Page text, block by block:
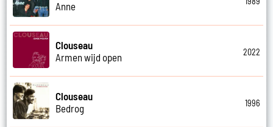
Anne
Clouseau
Armen wijd open
2022
Clouseau
Bedrog
1996